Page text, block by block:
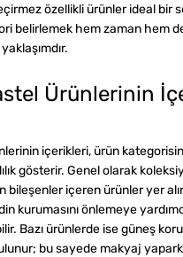
özellikli ürünler ideal bir
belirlemek hem zaman hem
Ürünlerinin
içerikleri, ürün
gösterir. Genel olarak
bileşenler içeren ürünler yer
kurumasını önlemeye
Bazı ürünlerde ise güneş
bu sayede makyaj